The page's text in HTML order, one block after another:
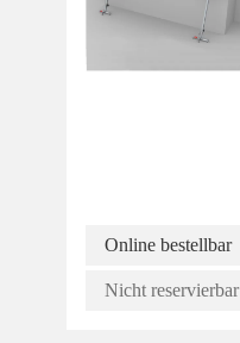
Online bestellbar
Nicht reservierbar